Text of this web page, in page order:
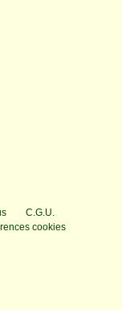
C.G.U.
cookies